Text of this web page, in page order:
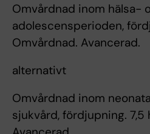
Omvårdnad inom hälsa-
adolescensperioden,
Omvårdnad. Avancerad.
alternativt
Omvårdnad inom
sjukvård, fördjupning. 7,5